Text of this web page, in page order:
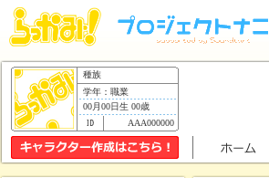
種族
学年：職業
00月00日生 00歳
AAA000000